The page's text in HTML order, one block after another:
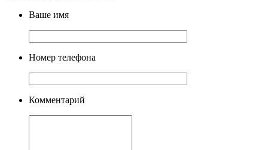
Ваше имя
Номер телефона
Комментарий